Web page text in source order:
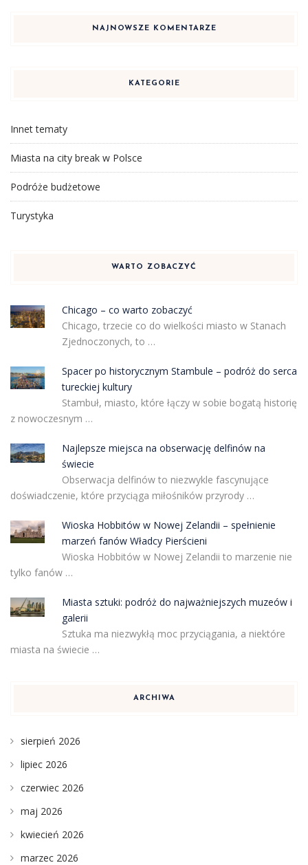
NAJNOWSZE KOMENTARZE
KATEGORIE
Innet tematy
Miasta na city break w Polsce
Podróże budżetowe
Turystyka
WARTO ZOBACZYĆ
Chicago – co warto zobaczyć
Chicago, trzecie co do wielkości miasto w Stanach
Zjednoczonych, to …
Spacer po historycznym Stambule – podróż do serca
tureckiej kultury
Stambuł, miasto, które łączy w sobie bogatą historię
z nowoczesnym …
Najlepsze miejsca na obserwację delfinów na
świecie
Obserwacja delfinów to niezwykle fascynujące
doświadczenie, które przyciąga miłośników przyrody …
Wioska Hobbitów w Nowej Zelandii – spełnienie
marzeń fanów Władcy Pierścieni
Wioska Hobbitów w Nowej Zelandii to marzenie nie
tylko fanów …
Miasta sztuki: podróż do najważniejszych muzeów i
galerii
Sztuka ma niezwykłą moc przyciągania, a niektóre
miasta na świecie …
ARCHIWA
sierpień 2026
lipiec 2026
czerwiec 2026
maj 2026
kwiecień 2026
marzec 2026